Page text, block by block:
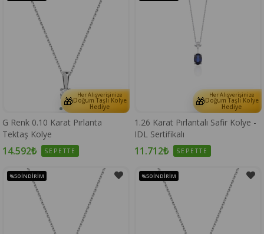
🎁 Her Alışverişinize
Doğum Taşlı Kolye
Hediye
G Renk 0.10 Karat Pırlanta
Tektaş Kolye
14.592₺ SEPETTE
🎁 Her Alışverişinize
Doğum Taşlı Kolye
Hediye
1.26 Karat Pırlantalı Safir Kolye -
IDL Sertifikalı
11.712₺ SEPETTE
%50İNDIRIM %50İNDIRIM